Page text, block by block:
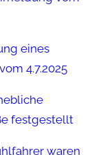
eines
4.7.2025
festgestellt
waren